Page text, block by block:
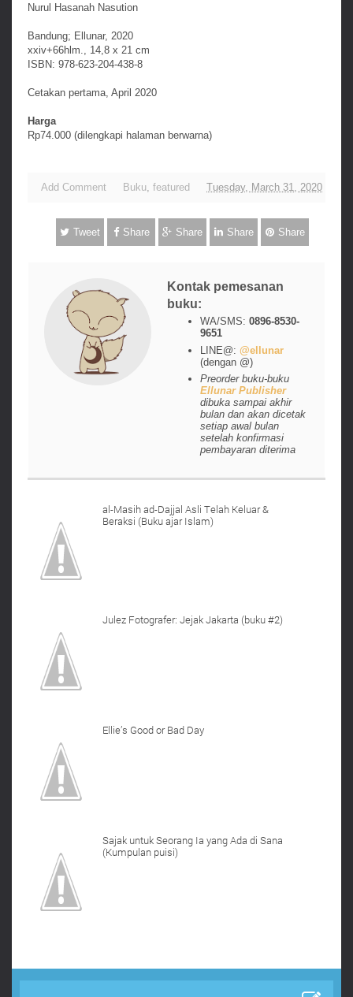
Nurul Hasanah Nasution
Bandung; Ellunar, 2020
xxiv+66hlm., 14,8 x 21 cm
ISBN: 978-623-204-438-8
Cetakan pertama, April 2020
Harga
Rp74.000 (dilengkapi halaman berwarna)
Add Comment Buku featured Tuesday, March 31, 2020
Tweet Share Share Share Share
Kontak pemesanan
buku:
WA/SMS:0896-8530-
9651
LINE@:@ellunar
(dengan @)
Preorder buku-buku
Ellunar Publisher
dibuka sampai akhir
bulan dan akan dicetak
setiap awal bulan
setelah konfirmasi
pembayaran diterima
al-Masih ad-Dajjal Asli Telah Keluar &
Beraksi (Buku ajar Islam)
Julez Fotografer: Jejak Jakarta (buku #2)
Ellie’s Good or Bad Day
Sajak untuk Seorang Ia yang Ada di Sana
(Kumpulan puisi)